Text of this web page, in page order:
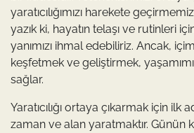
yaratıcılığımızı harekete
yazık ki, hayatın telaşı ve rutinleri
yanımızı ihmal edebiliriz. Ancak,
keşfetmek ve geliştirmek,
sağlar.
Yaratıcılığı ortaya çıkarmak için ilk
zaman ve alan yaratmaktır. Günün